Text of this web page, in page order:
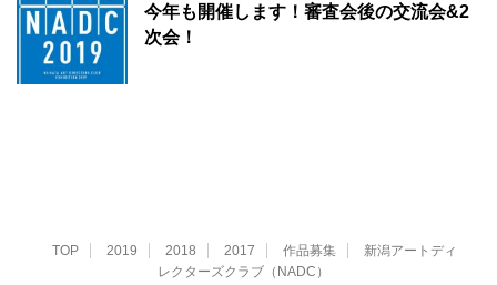
今年も開催します！審査会後の交流会&2
次会！
TOP 2019 2018 2017 作品募集
新潟アートディ
レクターズクラブ（NADC）